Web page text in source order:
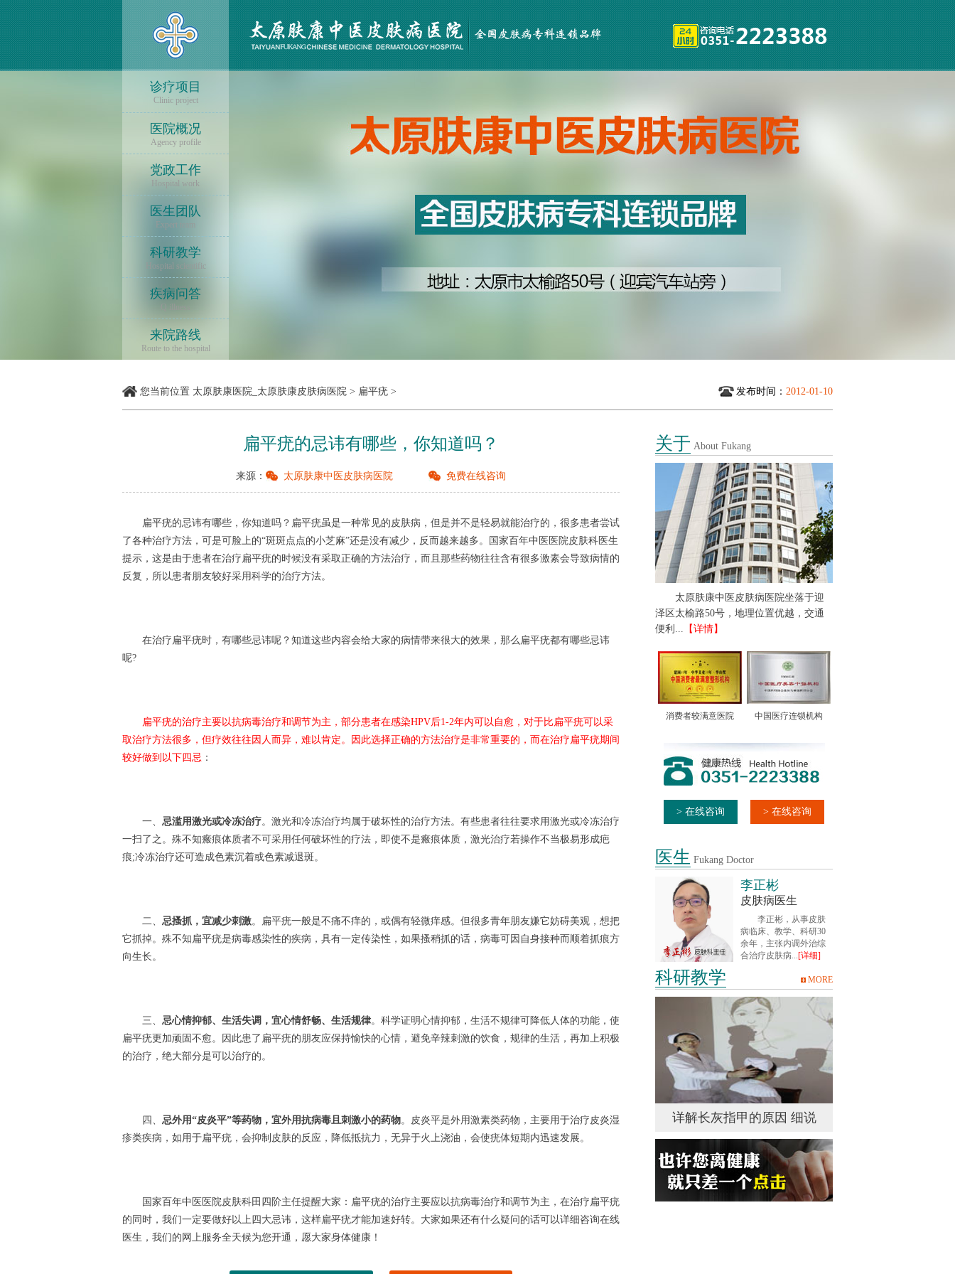
诊疗项目
Clinic project
医院概况
Agency profile
党政工作
Hospital work
医生团队
Expert team
科研教学
Hospital scientific
疾病问答
Q illness
来院路线
Route to the hospital
您当前位置 太原肤康医院_太原肤康皮肤病医院 > 扁平疣 > 发布时间： 2012-01-10
扁平疣的忌讳有哪些，你知道吗？
来源： 太原肤康中医皮肤病医院 免费在线咨询
扁平疣的忌讳有哪些，你知道吗？扁平疣虽是一种常见的皮肤病，但是并不是轻易就能治疗的，很多患者尝试
了各种治疗方法，可是可脸上的“斑斑点点的小芝麻”还是没有减少，反而越来越多。国家百年中医医院皮肤科医生
提示，这是由于患者在治疗扁平疣的时候没有采取正确的方法治疗，而且那些药物往往含有很多激素会导致病情的
反复，所以患者朋友较好采用科学的治疗方法。
在治疗扁平疣时，有哪些忌讳呢？知道这些内容会给大家的病情带来很大的效果，那么扁平疣都有哪些忌讳
呢?
扁平疣的治疗主要以抗病毒治疗和调节为主，部分患者在感染HPV后1-2年内可以自愈，对于比扁平疣可以采
取治疗方法很多，但疗效往往因人而异，难以肯定。因此选择正确的方法治疗是非常重要的，而在治疗扁平疣期间
较好做到以下四忌 ：
一、 忌滥用激光或冷冻治疗。激光和冷冻治疗均属于破坏性的治疗方法。有些患者往往要求用激光或冷冻治疗
一扫了之。殊不知瘢痕体质者不可采用任何破坏性的疗法，即使不是瘢痕体质，激光治疗若操作不当极易形成疤
痕;冷冻治疗还可造成色素沉着或色素减退斑。
二、 忌搔抓，宜减少刺激。扁平疣一般是不痛不痒的，或偶有轻微痒感。但很多青年朋友嫌它妨碍美观，想把
它抓掉。殊不知扁平疣是病毒感染性的疾病，具有一定传染性，如果搔稍抓的话，病毒可因自身接种而顺着抓痕方
向生长。
三、 忌心情抑郁、生活失调，宜心情舒畅、生活规律。科学证明心情抑郁，生活不规律可降低人体的功能，使
扁平疣更加顽固不愈。因此患了扁平疣的朋友应保持愉快的心情，避免辛辣刺激的饮食，规律的生活，再加上积极
的治疗，绝大部分是可以治疗的。
四、 忌外用“皮炎平”等药物，宜外用抗病毒且刺激小的药物。皮炎平是外用激素类药物，主要用于治疗皮炎湿
疹类疾病，如用于扁平疣，会抑制皮肤的反应，降低抵抗力，无异于火上浇油，会使疣体短期内迅速发展。
国家百年中医医院皮肤科田四阶主任提醒大家：扁平疣的治疗主要应以抗病毒治疗和调节为主，在治疗扁平疣
的同时，我们一定要做好以上四大忌讳，这样扁平疣才能加速好转。大家如果还有什么疑问的话可以详细咨询在线
医生，我们的网上服务全天候为您开通，愿大家身体健康！
关于 About Fukang
太原肤康中医皮肤病医院坐落于迎
泽区太榆路50号，地理位置优越，交通
便利... 【详情】
消费者较满意医院 中国医疗连锁机构
> 在线咨询 > 在线咨询
医生 Fukang Doctor
李正彬
皮肤病医生
李正彬，从事皮肤
病临床、教学、科研30
余年，主张内调外治综
合治疗皮肤病...[详细]
科研教学 MORE
详解长灰指甲的原因 细说 详解长灰指甲的原因 细说